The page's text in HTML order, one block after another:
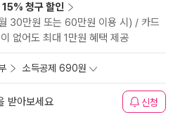
15% 청구 할인
30만원 또는 60만원 이용 시) / 카드
없어도 최대 1만원 혜택 제공
소득공제 690원
받아보세요 신청